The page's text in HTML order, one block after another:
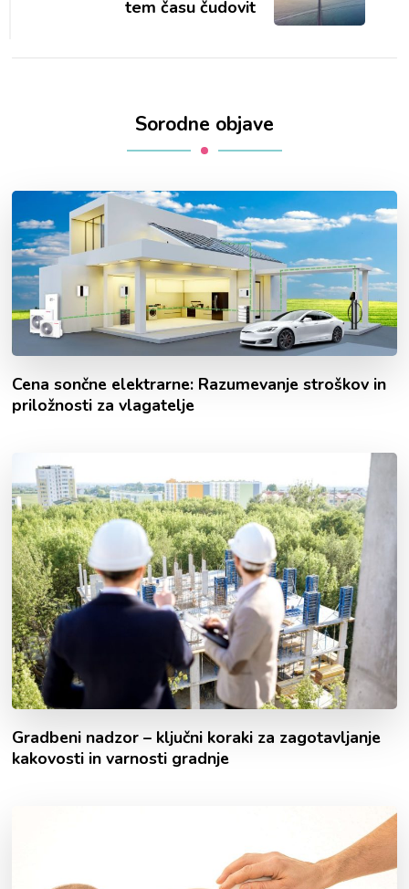
tem času čudovit
Sorodne objave
Cena sončne elektrarne: Razumevanje stroškov in
priložnosti za vlagatelje
Gradbeni nadzor – ključni koraki za zagotavljanje
kakovosti in varnosti gradnje